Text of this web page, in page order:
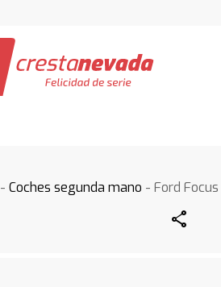
-Coches segunda mano - Ford Focus
Share